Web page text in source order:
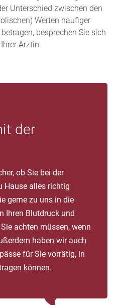
Unterschied zwischen den
Werten häufiger
besprechen Sie sich
Ärztin.
der
ob Sie bei der
Hause alles richtig
gerne zu uns in die
Ihren Blutdruck und
achten müssen, wenn
haben wir auch
für Sie vorrätig, in
können.